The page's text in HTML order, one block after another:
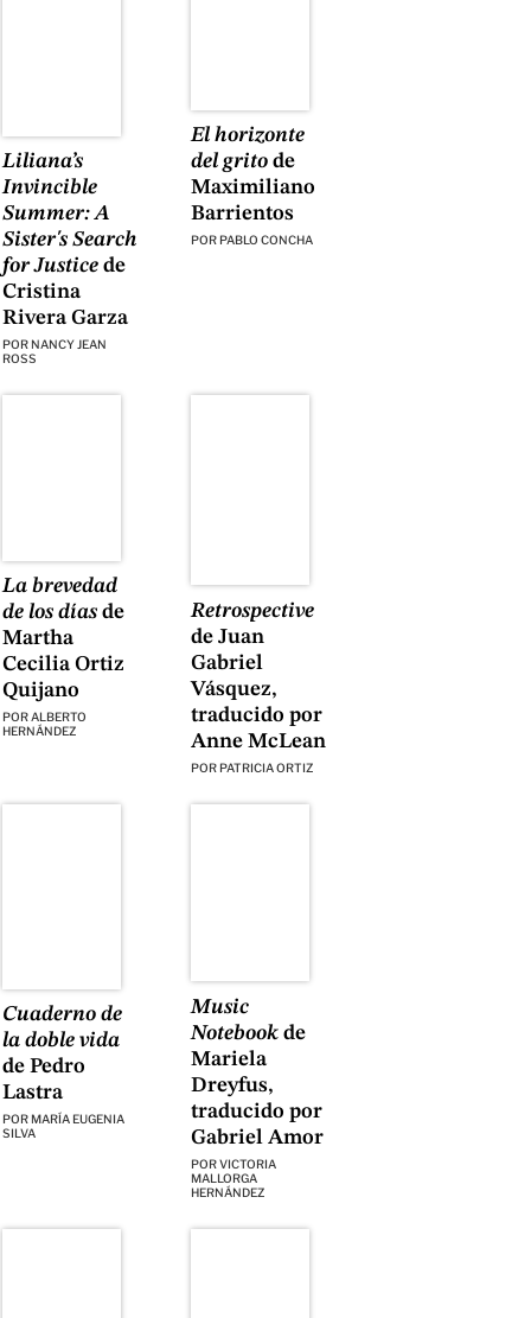
​​Liliana’s
Invincible
Summer: A
Sister's Search
for Justice de
Cristina
Rivera Garza
POR NANCY JEAN
ROSS
El horizonte
del grito de
Maximiliano
Barrientos
POR PABLO CONCHA
La brevedad
de los días de
Martha
Cecilia Ortiz
Quijano
PORALBERTO
HERNÁNDEZ
Retrospective
de Juan
Gabriel
Vásquez,
traducido por
Anne McLean
POR PATRICIA ORTIZ
Cuaderno de
la doble vida
de Pedro
Lastra
POR MARÍA EUGENIA
SILVA
Music
Notebook de
Mariela
Dreyfus,
traducido por
Gabriel Amor
PORVICTORIA
MALLORGA
HERNÁNDEZ